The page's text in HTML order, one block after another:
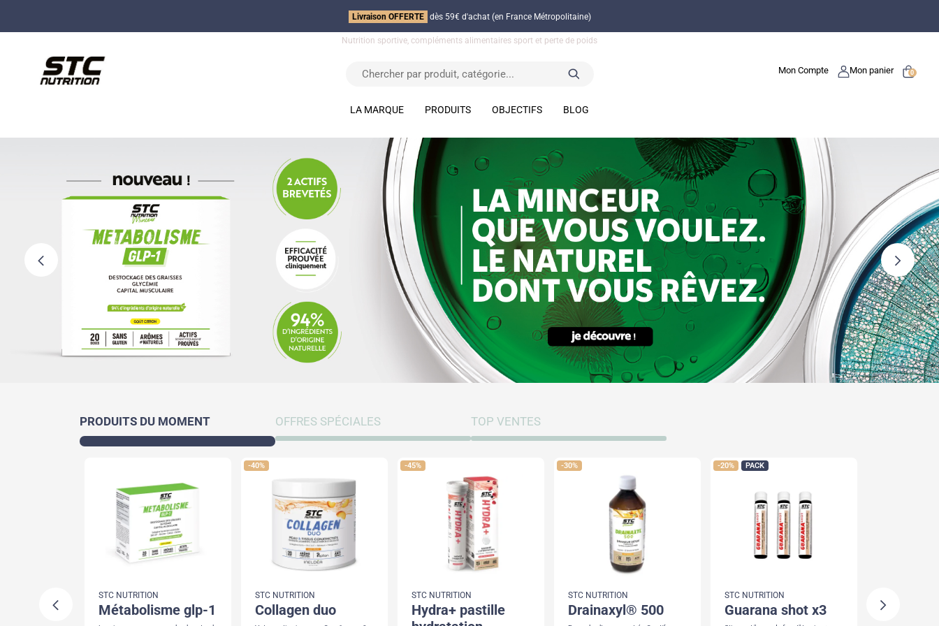
Livraison OFFERTE dès 59€ d'achat (en France Métropolitaine)
Nutrition sportive, compléments alimentaires sport et perte de poids
LA MARQUE PRODUITS OBJECTIFS BLOG
Mon Compte Mon panier 0
PRODUITS DU MOMENT OFFRES SPÉCIALES TOP VENTES
métabolisme glp-1
STC NUTRITION
-40%
collagen duo
STC NUTRITION
-45%
hydra+ pastille
STC NUTRITION
-30%
drainaxyl® 500
STC NUTRITION
-20% PACK
guarana shot x3
STC NUTRITION
creatine